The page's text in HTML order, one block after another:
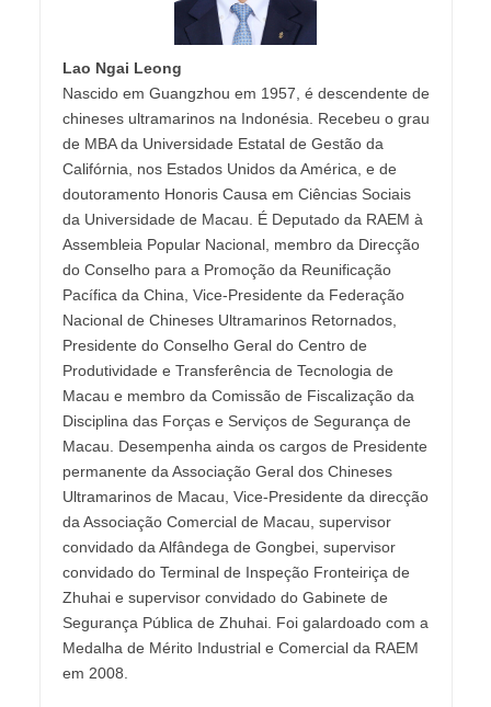
Lao Ngai Leong
Nascido em Guangzhou em 1957, é descendente de
chineses ultramarinos na Indonésia. Recebeu o grau
de MBA da Universidade Estatal de Gestão da
Califórnia, nos Estados Unidos da América, e de
doutoramento Honoris Causa em Ciências Sociais
da Universidade de Macau. É Deputado da RAEM à
Assembleia Popular Nacional, membro da Direcção
do Conselho para a Promoção da Reunificação
Pacífica da China, Vice-Presidente da Federação
Nacional de Chineses Ultramarinos Retornados,
Presidente do Conselho Geral do Centro de
Produtividade e Transferência de Tecnologia de
Macau e membro da Comissão de Fiscalização da
Disciplina das Forças e Serviços de Segurança de
Macau. Desempenha ainda os cargos de Presidente
permanente da Associação Geral dos Chineses
Ultramarinos de Macau, Vice-Presidente da direcção
da Associação Comercial de Macau, supervisor
convidado da Alfândega de Gongbei, supervisor
convidado do Terminal de Inspeção Fronteiriça de
Zhuhai e supervisor convidado do Gabinete de
Segurança Pública de Zhuhai. Foi galardoado com a
Medalha de Mérito Industrial e Comercial da RAEM
em 2008.